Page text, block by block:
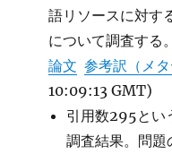
語リソースに対す
について調査する。
論文 参考訳（メタ
10:09:13 GMT)
引用数295とい
調査結果。問